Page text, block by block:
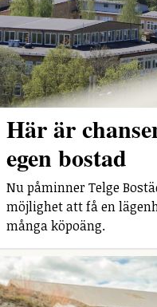
Här är
egen bostad
Nu påminner Telge
möjlighet att få en
många köpoäng.